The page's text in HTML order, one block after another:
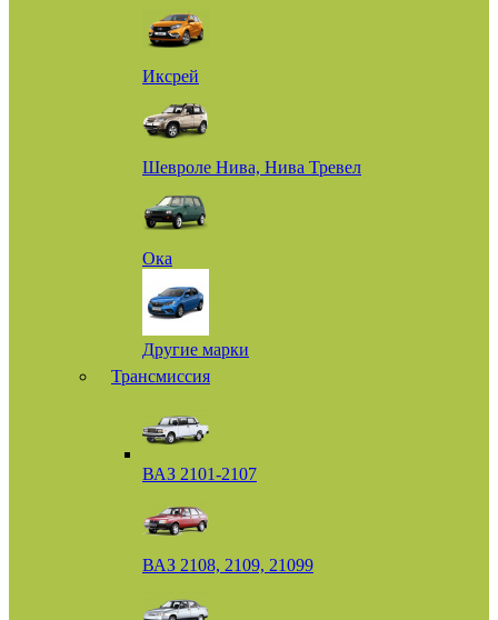
Иксрей
Шевроле Нива, Нива Тревел
Ока
Другие марки
Трансмиссия
ВАЗ 2101-2107
ВАЗ 2108, 2109, 21099